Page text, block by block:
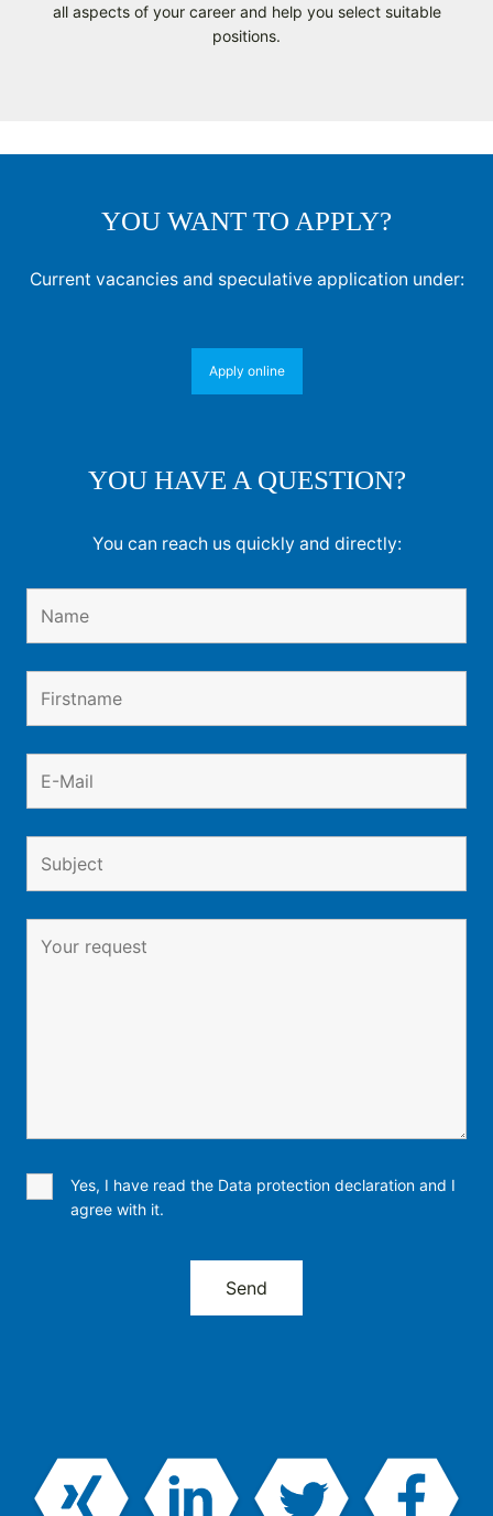
all aspects of your career and help you select suitable
positions.
YOU WANT TO APPLY?
Current vacancies and speculative application under:
Apply online
YOU HAVE A QUESTION?
You can reach us quickly and directly:
Yes, I have read the Data protection declaration and I
agree with it.